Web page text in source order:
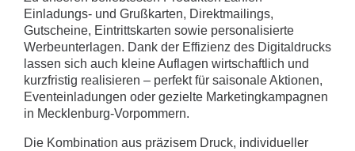
Einladungs- und Grußkarten, Direktmailings,
Gutscheine, Eintrittskarten sowie personalisierte
Werbeunterlagen. Dank der Effizienz des Digitaldrucks
lassen sich auch kleine Auflagen wirtschaftlich und
kurzfristig realisieren – perfekt für saisonale Aktionen,
Eventeinladungen oder gezielte Marketingkampagnen
in Mecklenburg-Vorpommern.
Die Kombination aus präzisem Druck, individueller